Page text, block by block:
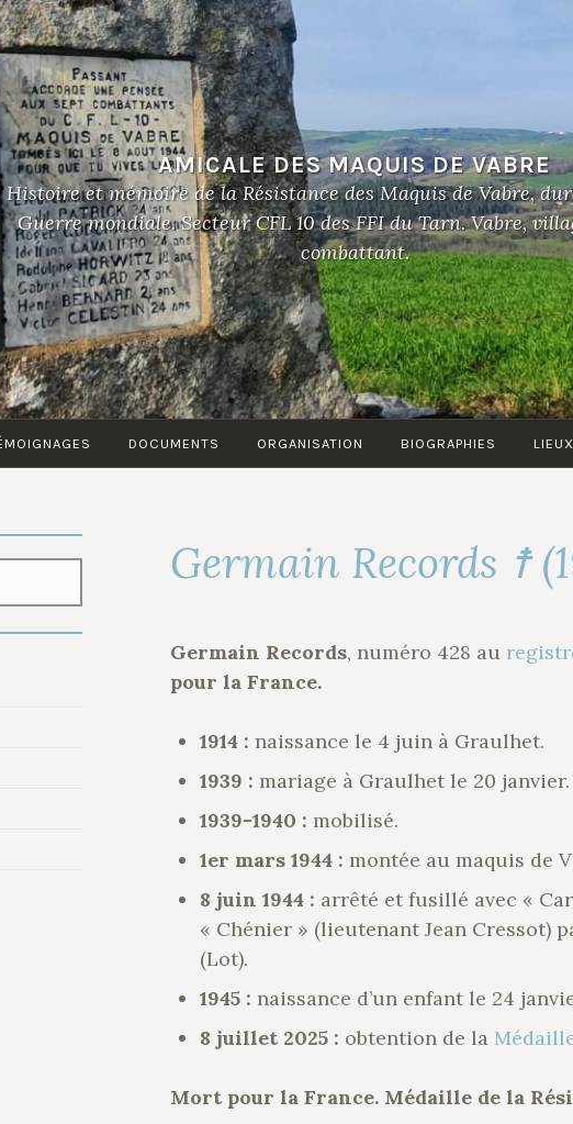
AMICALE DES MAQUIS DE VABRE
Histoire et mémoire de la Résistance des Maquis de Vabre,
Guerre mondiale. Secteur CFL 10 des FFI du Tarn. Vabre,
combattant.
DOCUMENTS ORGANISATION BIOGRAPHIES LIEUX
Germain Records ☨
Germain Records, numéro 428 au
pour la France.
1914 : naissance le 4 juin à Graulhet.
1939 : mariage à Graulhet le 20 janvier.
1939-1940 : mobilisé.
1er mars 1944 : montée au maquis de
8 juin 1944 : arrêté et fusillé avec «
« Chénier » (lieutenant Jean Cressot)
(Lot).
1945 : naissance d’un enfant le 24
8 juillet 2025 : obtention de la
Mort pour la France. Médaille de la